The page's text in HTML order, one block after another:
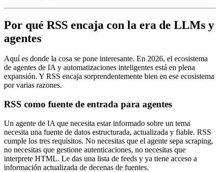
Por qué RSS encaja con la era de LLMs y
agentes
Aquí es donde la cosa se pone interesante. En 2026, el ecosistema
de agentes de IA y automatizaciones inteligentes está en plena
expansión. Y RSS encaja sorprendentemente bien en ese ecosistema
por varias razones.
RSS como fuente de entrada para agentes
Un agente de IA que necesita estar informado sobre un tema
necesita una fuente de datos estructurada, actualizada y fiable. RSS
cumple los tres requisitos. No necesitas que el agente sepa scraping,
no necesitas que gestione autenticaciones, no necesitas que
interprete HTML. Le das una lista de feeds y ya tiene acceso a
información actualizada de decenas de fuentes.